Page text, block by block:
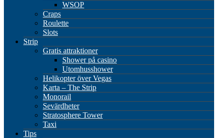
WSOP
Craps
Roulette
Slots
Strip
Gratis attraktioner
Shower på casino
Utomhusshower
Helikopter över Vegas
Karta – The Strip
Monorail
Sevärdheter
Stratosphere Tower
Taxi
Tips